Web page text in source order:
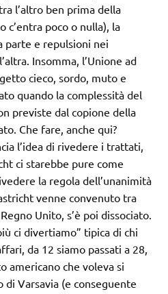
l’altro ben prima della
c’entra poco o nulla), la
parte e repulsioni nei
Insomma, l’Unione ad
cieco, sordo, muto e
quando la complessità del
previste dal copione della
Che fare, anche qui?
l’idea di rivedere i trattati,
ci starebbe pure come
la regola dell’unanimità
venne convenuto tra
Unito, s’è poi dissociato.
ci divertiamo” tipica di chi
da 12 siamo passati a 28,
americano che voleva si
di Varsavia (e conseguente